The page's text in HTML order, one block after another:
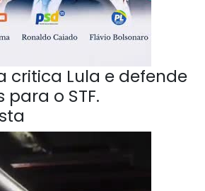
critica Lula e defende
o STF.